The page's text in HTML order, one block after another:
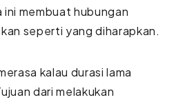
membuat hubungan
seperti yang diharapkan.
kalau durasi lama
dari melakukan